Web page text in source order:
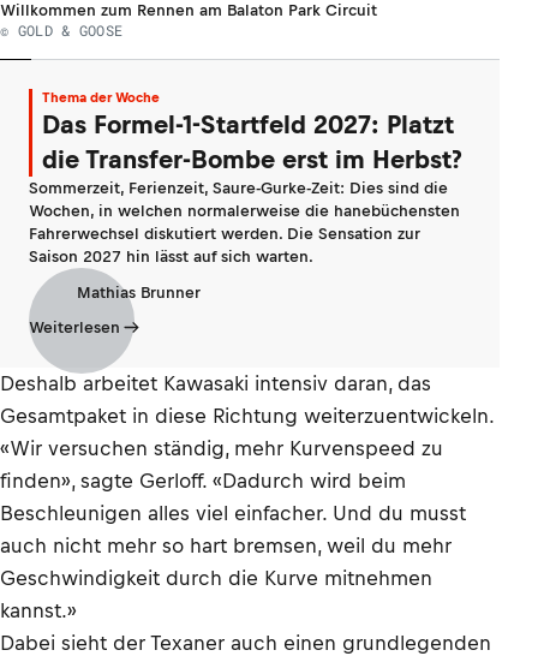
Willkommen zum Rennen am Balaton Park Circuit
© GOLD & GOOSE
Thema der Woche
Das Formel-1-Startfeld 2027: Platzt
die Transfer-Bombe erst im Herbst?
Sommerzeit, Ferienzeit, Saure-Gurke-Zeit: Dies sind die
Wochen, in welchen normalerweise die hanebüchensten
Fahrerwechsel diskutiert werden. Die Sensation zur
Saison 2027 hin lässt auf sich warten.
Mathias Brunner
Weiterlesen
Deshalb arbeitet Kawasaki intensiv daran, das
Gesamtpaket in diese Richtung weiterzuentwickeln.
«Wir versuchen ständig, mehr Kurvenspeed zu
finden», sagte Gerloff. «Dadurch wird beim
Beschleunigen alles viel einfacher. Und du musst
auch nicht mehr so hart bremsen, weil du mehr
Geschwindigkeit durch die Kurve mitnehmen
kannst.»
Dabei sieht der Texaner auch einen grundlegenden